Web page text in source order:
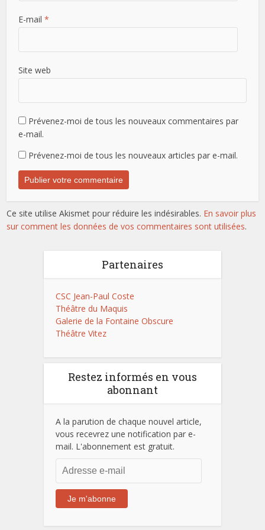
E-mail*
Site web
Prévenez-moi de tous les nouveaux commentaires par
e-mail.
Prévenez-moi de tous les nouveaux articles par e-mail.
Ce site utilise Akismet pour réduire les indésirables. En savoir plus
sur comment les données de vos commentaires sont utilisées.
Partenaires
CSC Jean-Paul Coste
Théâtre du Maquis
Galerie de la Fontaine Obscure
Théâtre Vitez
Restez informés en vous
abonnant
A la parution de chaque nouvel article,
vous recevrez une notification par e-
mail. L'abonnement est gratuit.
e-
mail
Je m'abonne